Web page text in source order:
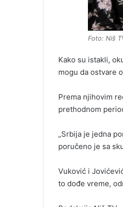
Foto: Niš
Kako su istakli,
mogu da ostvare
Prema njihovim
prethodnom
„Srbija je jedna
poručeno je sa
Vuković i
to dođe vreme,